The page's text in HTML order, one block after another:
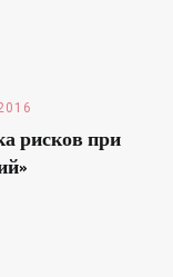
рисков при